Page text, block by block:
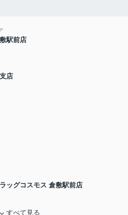
駅前店
店
ッグコスモス 倉敷駅前店
すべて見る